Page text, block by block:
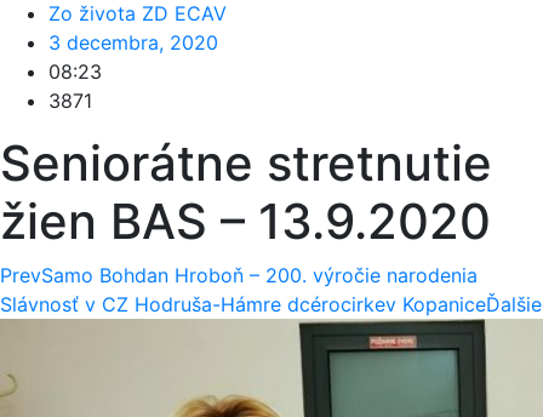
Zo života ZD ECAV
3 decembra, 2020
08:23
3871
Seniorátne stretnutie
žien BAS – 13.9.2020
PrevSamo Bohdan Hroboň – 200. výročie narodenia
Slávnosť v CZ Hodruša-Hámre dcérocirkev KopaniceĎalšie